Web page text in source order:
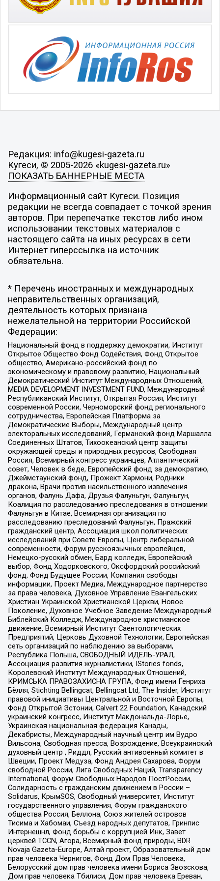
Редакция: info@kugesi-gazeta.ru
Кугеси, © 2005-2026 «kugesi-gazeta.ru»
ПОКАЗАТЬ БАННЕРНЫЕ МЕСТА
Информационный сайт Кугеси. Позиция
редакции не всегда совпадает с точкой зрения
авторов. При перепечатке текстов либо ином
использовании текстовых материалов с
настоящего сайта на иных ресурсах в сети
Интернет гиперссылка на источник
обязательна.
* Перечень иностранных и международных
неправительственных организаций,
деятельность которых признана
нежелательной на территории Российской
Федерации:
Национальный фонд в поддержку демократии, Институт
Открытое Общество Фонд Содействия, Фонд Открытое
общество, Американо-российский фонд по
экономическому и правовому развитию, Национальный
Демократический Институт Международных Отношений,
MEDIA DEVELOPMENT INVESTMENT FUND, Международный
Республиканский Институт, Открытая Россия, Институт
современной России, Черноморский фонд регионального
сотрудничества, Европейская Платформа за
Демократические Выборы, Международный центр
электоральных исследований, Германский фонд Маршалла
Соединенных Штатов, Тихоокеанский центр защиты
окружающей среды и природных ресурсов, Свободная
Россия, Всемирный конгресс украинцев, Атлантический
совет, Человек в беде, Европейский фонд за демократию,
Джеймстаунский фонд, Прожект Хармони, Родники
дракона, Врачи против насильственного извлечения
органов, Фалунь Дафа, Друзья Фалуньгун, Фалуньгун,
Коалиция по расследованию преследования в отношении
Фалуньгун в Китае, Всемирная организация по
расследованию преследований Фалуньгун, Пражский
гражданский центр, Ассоциация школ политических
исследований при Совете Европы, Центр либеральной
современности, Форум русскоязычных европейцев,
Немецко-русский обмен, Бард колледж, Европейский
выбор, Фонд Ходорковского, Оксфордский российский
фонд, Фонд Будущее России, Компания свободы
информации, Проект Медиа, Международное партнерство
за права человека, Духовное Управление Евангельских
Христиан Украинской Христианской Церкви, Новое
Поколение, Духовное Учебное Заведение Международный
Библейский Колледж, Международное христианское
движение, Всемирный Институт Саентологических
Предприятий, Церковь Духовной Технологии, Европейская
сеть организаций по наблюдению за выборами,
Республика Польша, СВОБОДНЫЙ ИДЕЛЬ-УРАЛ,
Ассоциация развития журналистики, IStories fonds,
Королевский Институт Международных Отношений,
КРИМСЬКА ПРАВОЗАХИСНА ГРУПА, Фонд имени Генриха
Бёлля, Stichting Bellingcat, Bellingcat Ltd, The Insider, Институт
правовой инициативы Центральной и Восточной Европы,
Фонд Открытой Эстонии, Calvert 22 Foundation, Канадский
украинский конгресс, Институт Макдональда-Лорье,
Украинская национальная федерация Канады,
Декабристы, Международный научный центр им Вудро
Вильсона, Свободная пресса, Возрождение, Всеукраинский
духовный центр , Риддл, Русский антивоенный комитет в
Швеции, Проект Медуза, Фонд Андрея Сахарова, Форум
свободной России, Лига Свободных Наций, Transparеncy
International, Форум Свободных Народов ПостРоссии,
Солидарность с гражданским движением в России –
Solidarus, КрымSOS, Свободный университет, Институт
государственного управления, Форум гражданского
общества Россия, Беллона, Союз жителей островов
Тисима и Хабомаи, Съезд народных депутатов, Гринпис
Интернешнл, Фонд борьбы с коррупцией Инк, Завет
церквей TCCN, Агора, Всемирный фонд природы, BDR
Novaja Gazeta-Europe, Алтай проект, Образовательный дом
прав человека Чернигов, Фонд Дом Прав Человека,
Белорусский дом прав человека имени Бориса Звозскова,
Дом прав человека Тбилиси, Дом прав человека Ереван,